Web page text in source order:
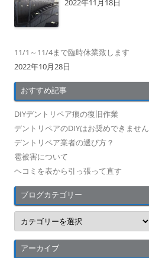
11/1～11/4まで臨時休業致します
2022年10月28日
おすすめ記事
DIYデントリペア痕の復旧作業
デントリペアのDIYはお奨めできません
デントリペア業者の選び方？
雹被害について
ヘコミを表から引っ張って直す
ブログカテゴリー
ブ
ロ
グ
カ
テアーカイブ